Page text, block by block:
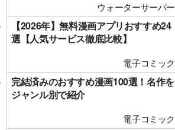
ウォーターサーバー
【2026年】無料漫画アプリおすすめ24
選【人気サービス徹底比較】
電子コミック
完結済みのおすすめ漫画100選！名作を
ジャンル別で紹介
電子コミック